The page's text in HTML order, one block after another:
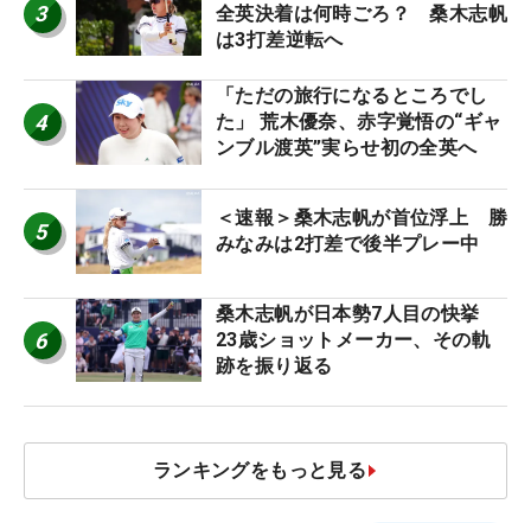
3
全英決着は何時ごろ？ 桑木志帆
は3打差逆転へ
4
「ただの旅行になるところでし
た」 荒木優奈、赤字覚悟の“ギャ
ンブル渡英”実らせ初の全英へ
5
＜速報＞桑木志帆が首位浮上 勝
みなみは2打差で後半プレー中
6
桑木志帆が日本勢7人目の快挙
23歳ショットメーカー、その軌
跡を振り返る
ランキングをもっと見る